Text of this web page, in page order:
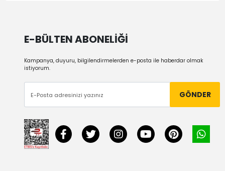
E-BÜLTEN ABONELİĞİ
Kampanya, duyuru, bilgilendirmelerden e-posta ile haberdar olmak
istiyorum.
GÖNDER